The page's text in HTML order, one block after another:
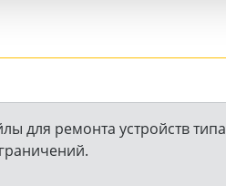
для ремонта устройств типа